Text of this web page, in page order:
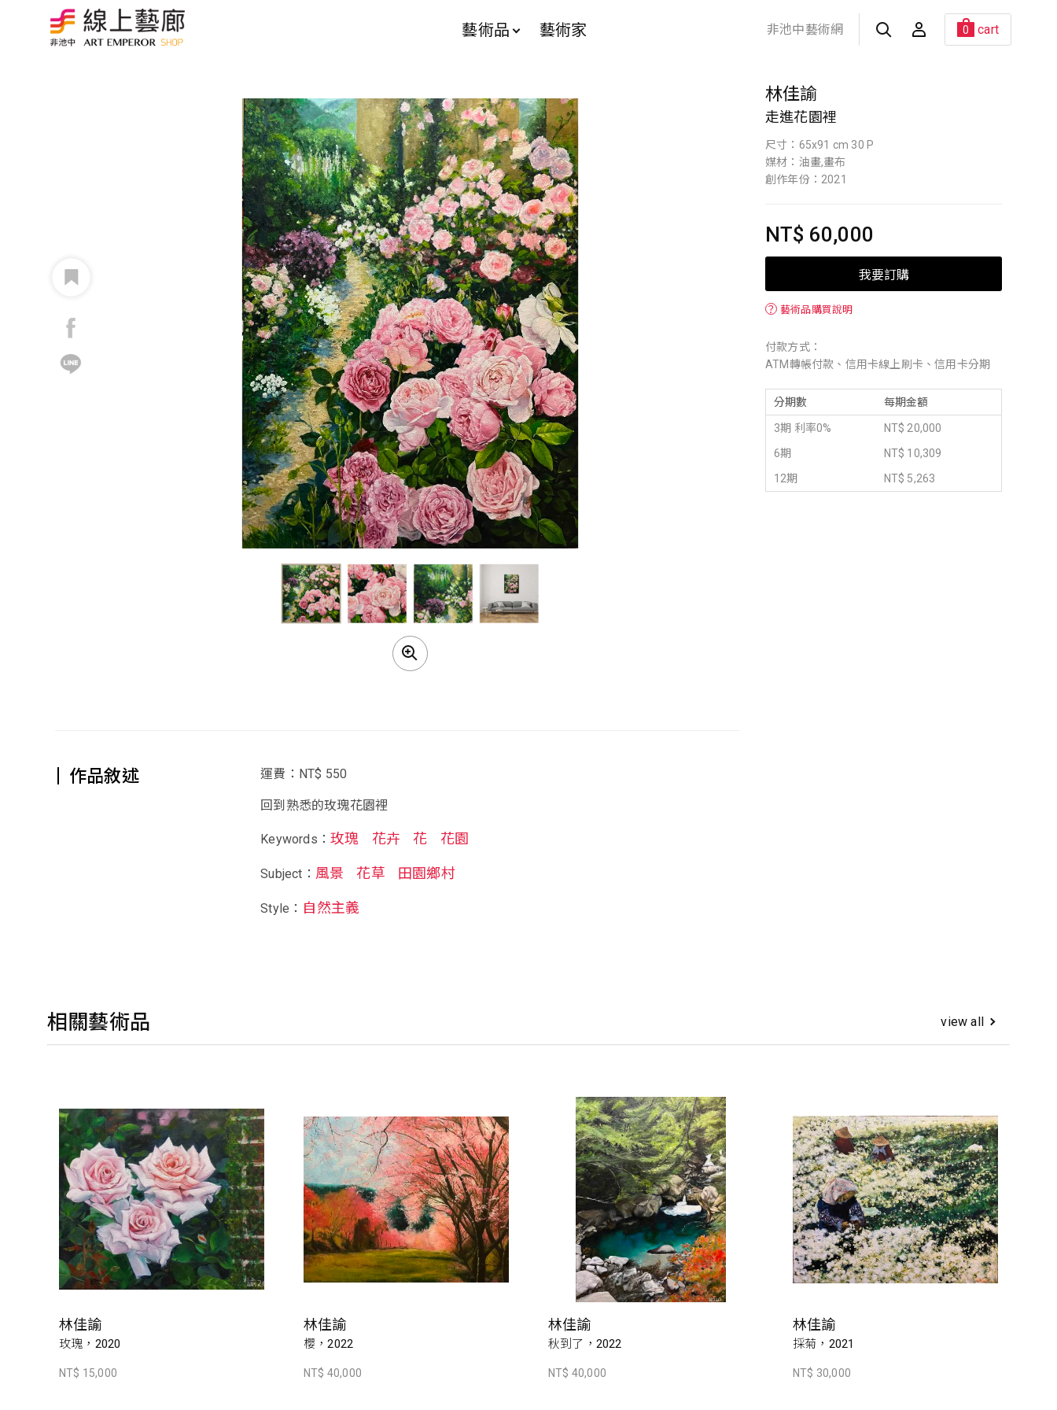
藝術品 藝術家 非池中藝術網 0 cart
林佳諭
走進花園裡
尺寸：65x91 cm 30 P
媒材：油畫,畫布
創作年份：2021
NT$ 60,000
我要訂購
？ 藝術品購買說明
付款方式：
ATM轉帳付款、信用卡線上刷卡、信用卡分期
分期數 每期金額
3期 利率0%
NT$ 20,000
6期
NT$ 10,309
12期
NT$ 5,263
作品敘述 運費：NT$ 550
回到熟悉的玫瑰花園裡
Keywords：玫瑰 花卉 花 花園
Subject： 風景 花草 田園鄉村
Style： 自然主義
相關藝術品 view all
林佳諭
玫瑰，2020
NT$ 15,000
林佳諭
櫻，2022
NT$ 40,000
林佳諭
秋到了，2022
NT$ 40,000
林佳諭
採菊，2021
NT$ 30,000